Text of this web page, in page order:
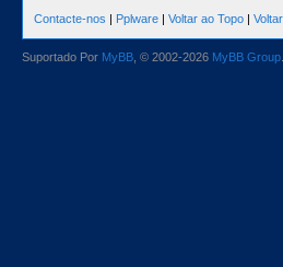
Contacte-nos | Pplware | Voltar ao Topo |
Suportado Por MyBB , © 2002-2026 MyBB Group